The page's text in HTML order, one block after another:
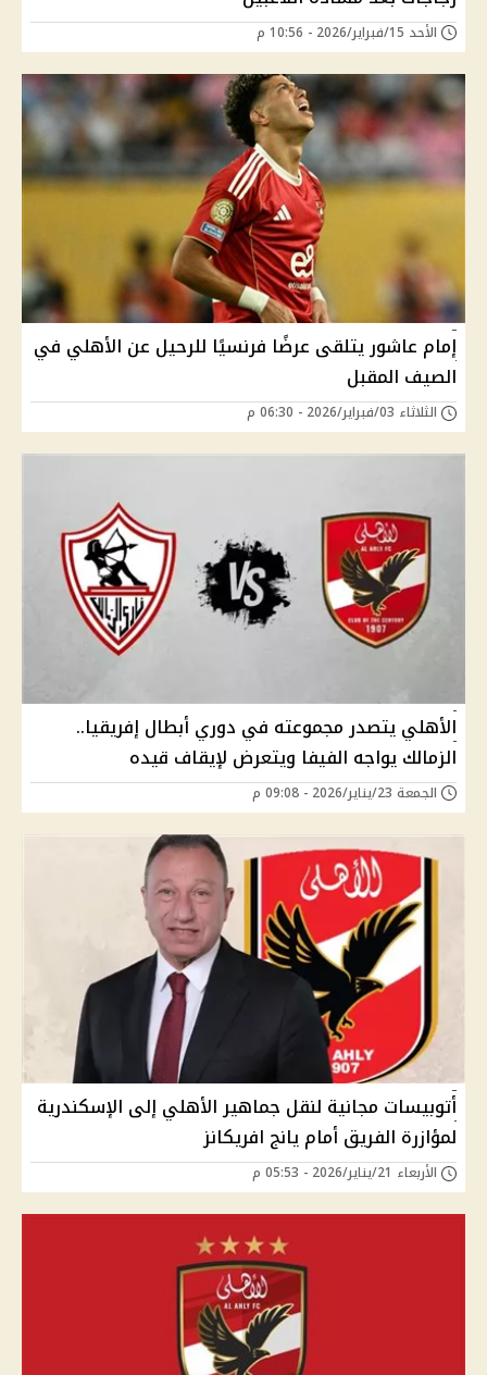
الأحد 15/فبراير/2026 - 10:56 م
إمام عاشور يتلقى عرضًا فرنسيًا للرحيل عن الأهلي في
الصيف المقبل
الثلاثاء 03/فبراير/2026 - 06:30 م
الأهلي يتصدر مجموعته في دوري أبطال إفريقيا..
الزمالك يواجه الفيفا ويتعرض لإيقاف قيده
الجمعة 23/يناير/2026 - 09:08 م
أتوبيسات مجانية لنقل جماهير الأهلي إلى الإسكندرية
لمؤازرة الفريق أمام يانج افريكانز
الأربعاء 21/يناير/2026 - 05:53 م